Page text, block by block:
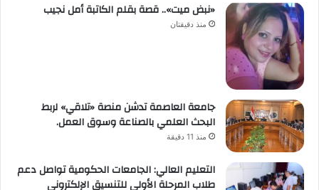
«نبض ميت».. قصة بقلم الكاتبة أمل نجيب
منذ دقيقتان
جامعة العاصمة تدشن منصة «تلاقي» لربط
البحث العلمي بالصناعة وسوق العمل.
منذ 11 دقيقة
التعليم العالي: الجامعات الحكومية تواصل دعم
طلاب المرحلة الأولى للتنسيق الإلكتروني